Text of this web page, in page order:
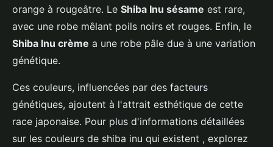
orange à rougeâtre. Le Shiba Inu sésame est rare,
avec une robe mêlant poils noirs et rouges. Enfin, le
Shiba Inu crème a une robe pâle due à une variation
génétique.
Ces couleurs, influencées par des facteurs
génétiques, ajoutent à l'attrait esthétique de cette
race japonaise. Pour plus d'informations détaillées
sur les couleurs de shiba inu qui existent , explorez